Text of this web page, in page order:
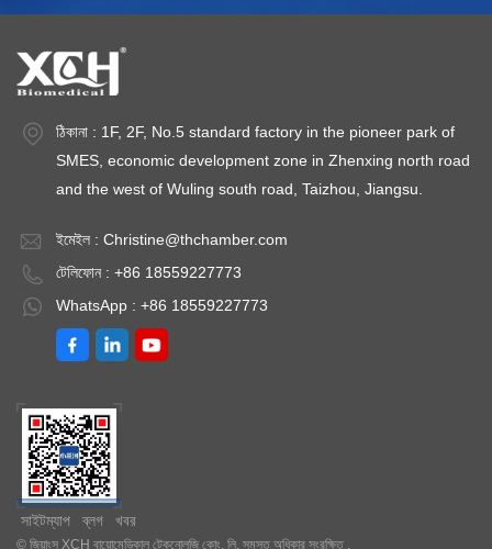
ঠিকানা : 1F, 2F, No.5 standard factory in the pioneer park of
SMES, economic development zone in Zhenxing north road
and the west of Wuling south road, Taizhou, Jiangsu.
ইমেইল : Christine@thchamber.com
টেলিফোন : +86 18559227773
WhatsApp : +86 18559227773
সাইটম্যাপ ব্লগ খবর
© জিয়াংসু XCH বায়োমেডিকাল টেকনোলজি কোং, লি. সমস্ত অধিকার সংরক্ষিত .